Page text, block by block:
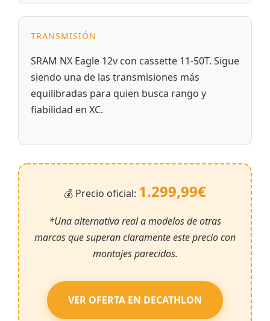
TRANSMISIÓN
SRAM NX Eagle 12v con cassette 11-50T. Sigue
siendo una de las transmisiones más
equilibradas para quien busca rango y
fiabilidad en XC.
💰 Precio oficial: 1.299,99€
*Una alternativa real a modelos de otras
marcas que superan claramente este precio con
montajes parecidos.
VER OFERTA EN DECATHLON